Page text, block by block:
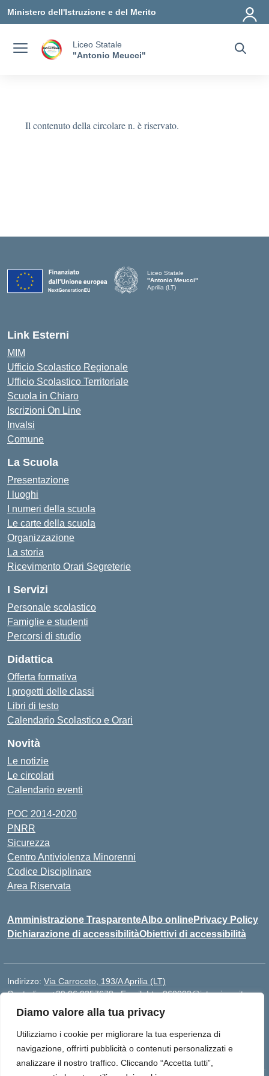
Diamo valore alla tua privacy
Utilizziamo i cookie per migliorare la tua esperienza di
navigazione, offrirti pubblicità o contenuti personalizzati e
analizzare il nostro traffico. Cliccando “Accetta tutti”,
Ministero dell'Istruzione e del Merito
Liceo Statale
"Antonio Meucci"
Il contenuto della circolare n. è riservato.
Liceo Statale
"Antonio Meucci"
Aprilia (LT)
Link Esterni
MIM
Ufficio Scolastico Regionale
Ufficio Scolastico Territoriale
Scuola in Chiaro
Iscrizioni On Line
Invalsi
Comune
La Scuola
Presentazione
I luoghi
I numeri della scuola
Le carte della scuola
Organizzazione
La storia
Ricevimento Orari Segreterie
I Servizi
Personale scolastico
Famiglie e studenti
Percorsi di studio
Didattica
Offerta formativa
I progetti delle classi
Libri di testo
Calendario Scolastico e Orari
Novità
Le notizie
Le circolari
Calendario eventi
POC 2014-2020
PNRR
Sicurezza
Centro Antiviolenza Minorenni
Codice Disciplinare
Area Riservata
Amministrazione TrasparenteAlbo onlinePrivacy Policy
Dichiarazione di accessibilitàObiettivi di accessibilità
Indirizzo: Via Carroceto, 193/A Aprilia (LT)
Centralino:+39 06 9257678 Email:Ltps060002@istruzione.it
Posta elettronica certificata (PEC):Ltps060002@pec.istruzione.it
Codice meccanografico:
LTPS060002